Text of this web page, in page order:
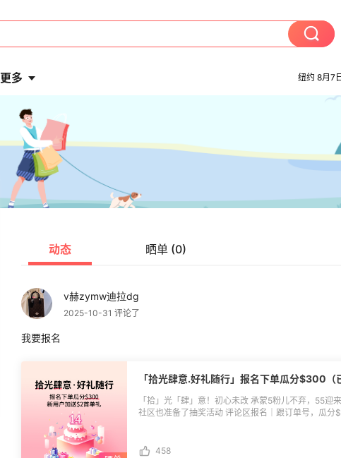
更多 纽约 8月7
动态 晒单 (0)
v赫zymw迪拉dg
2025-10-31 评论了
我要报名
「拾光肆意.好礼随行」报名下单瓜分$300（
「拾」光「肆」意！初心未改 承蒙5粉儿不弃，55迎
社区也准备了抽奖活动 评论区报名｜跟订单号，瓜分$300 **🌷名单公布：
未绑定自动作废不补发，除了海淘订单，也可以绑定
458